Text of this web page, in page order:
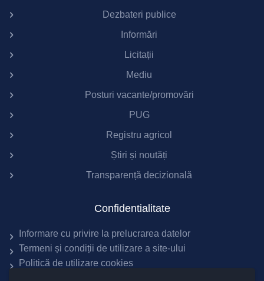
Dezbateri publice
Informări
Licitații
Mediu
Posturi vacante/promovări
PUG
Registru agricol
Știri și noutăți
Transparență decizională
Confidentialitate
Informare cu privire la prelucrarea datelor
Termeni și condiții de utilizare a site-ului
Politică de utilizare cookies